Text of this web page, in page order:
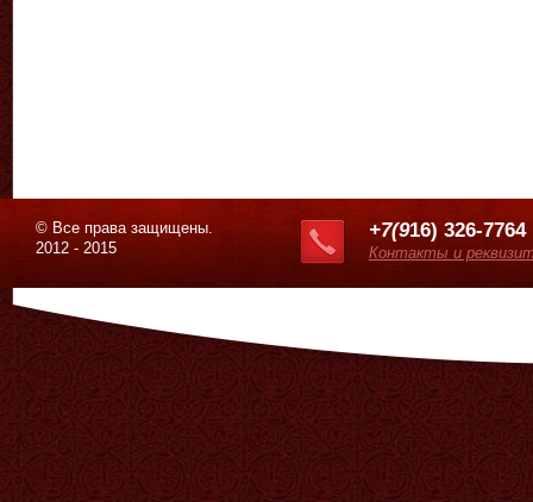
© Все права защищены.
2012 - 2015
+7(916) 326-7764
Контакты и